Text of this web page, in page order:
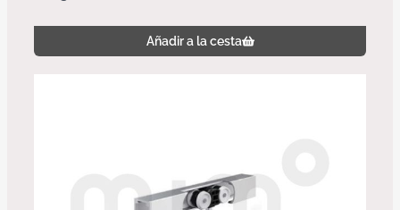
Añadir a la cesta